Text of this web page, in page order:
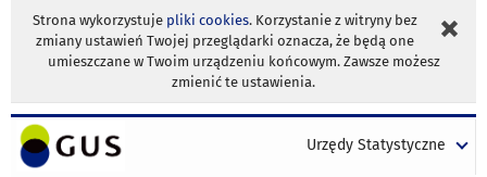
Strona wykorzystuje pliki cookies. Korzystanie z witryny bez
zmiany ustawień Twojej przeglądarki oznacza, że będą one
umieszczane w Twoim urządzeniu końcowym. Zawsze możesz
zmienić te ustawienia.
Urzędy Statystyczne